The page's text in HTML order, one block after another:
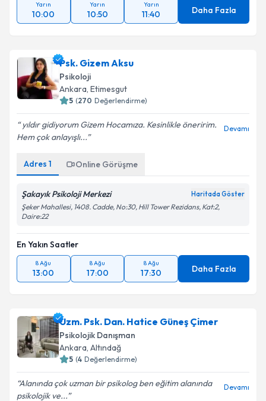
Yarın
10:00
Yarın
10:50
Yarın
11:40 Daha Fazla
Psk. Gizem Aksu
Psikoloji
Ankara, Etimesgut
5 (270 Değerlendirme)
yıldır gidiyorum Gizem Hocamıza. Kesinlikle öneririm.
Hem çok anlayışlı...
Devamı
Adres 1 Online Görüşme
Şakayık Psikoloji Merkezi Haritada Göster
Şeker Mahallesi, 1408. Cadde, No:30, Hill Tower Rezidans, Kat:2,
Daire:22
En Yakın Saatler
8 Ağu
13:00
8 Ağu
17:00
8 Ağu
17:30 Daha Fazla
Uzm. Psk. Dan. Hatice Güneş Çimer
Psikolojik Danışman
Ankara, Altındağ
5 (4 Değerlendirme)
Alanında çok uzman bir psikolog ben eğitim alanında
psikolojik ve...
Devamı